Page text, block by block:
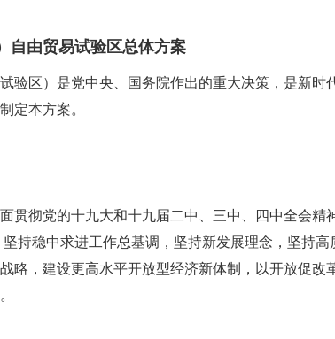
自由贸易试验区总体方案
验区）是党中央、国务院作出的重大决策，是新时
定本方案。
贯彻党的十九大和十九届二中、三中、四中全会精
持稳中求进工作总基调，坚持新发展理念，坚持高
略，建设更高水平开放型经济新体制，以开放促改